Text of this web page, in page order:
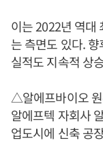
이는 2022년 역대
는 측면도 있다.
실적도 지속적 상
△알에프바이오
알에프텍 자회사
업도시에 신축 공